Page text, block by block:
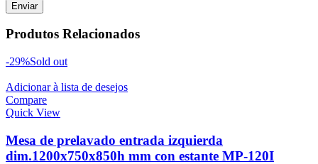
Produtos Relacionados
-29%Sold out
Adicionar à lista de desejos
Compare
Quick View
Mesa de prelavado entrada izquierda
dim.1200x750x850h mm con estante MP-120I